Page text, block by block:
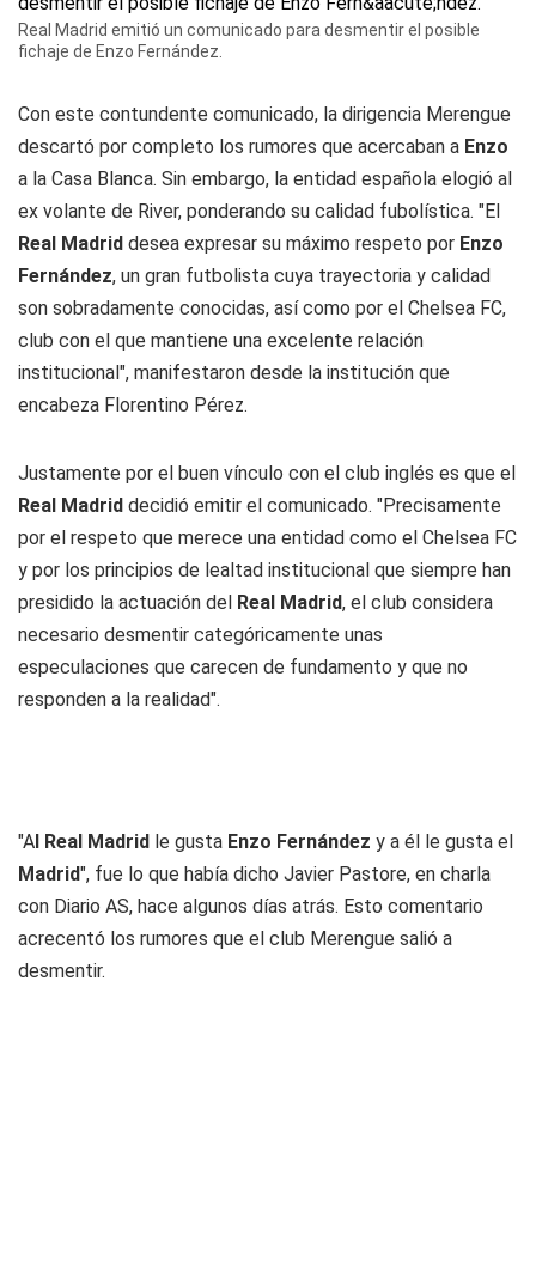
Real Madrid emitió un comunicado para desmentir el posible
fichaje de Enzo Fernández.
Con este contundente comunicado, la dirigencia Merengue
descartó por completo los rumores que acercaban a Enzo
a la Casa Blanca. Sin embargo, la entidad española elogió al
ex volante de River, ponderando su calidad fubolística. "El
Real Madrid desea expresar su máximo respeto por Enzo
Fernández, un gran futbolista cuya trayectoria y calidad
son sobradamente conocidas, así como por el Chelsea FC,
club con el que mantiene una excelente relación
institucional", manifestaron desde la institución que
encabeza Florentino Pérez.
Justamente por el buen vínculo con el club inglés es que el
Real Madrid decidió emitir el comunicado. "Precisamente
por el respeto que merece una entidad como el Chelsea FC
y por los principios de lealtad institucional que siempre han
presidido la actuación del Real Madrid, el club considera
necesario desmentir categóricamente unas
especulaciones que carecen de fundamento y que no
responden a la realidad".
"Al Real Madrid le gusta Enzo Fernández y a él le gusta el
Madrid", fue lo que había dicho Javier Pastore, en charla
con Diario AS, hace algunos días atrás. Esto comentario
acrecentó los rumores que el club Merengue salió a
desmentir.